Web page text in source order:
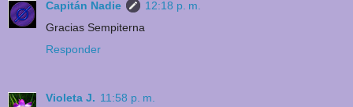
Capitán Nadie
12:18 p. m.
Gracias Sempiterna
Responder
Violeta J. 11:58 p. m.